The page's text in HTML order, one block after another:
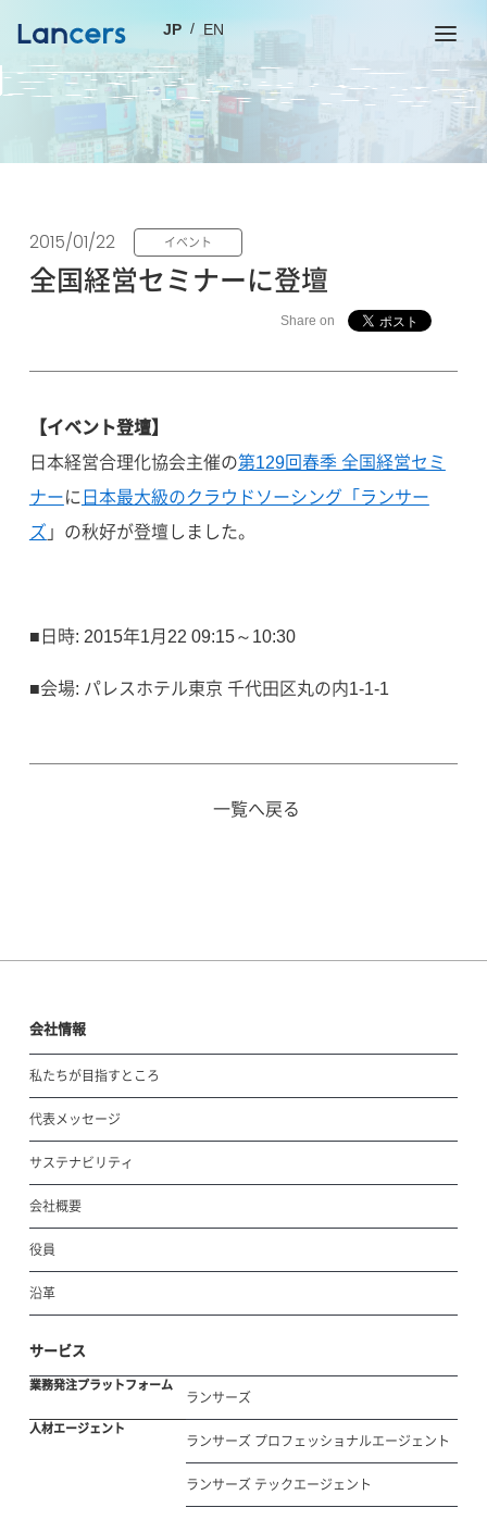
JP EN
2015/01/22 イベント
全国経営セミナーに登壇
Share on
【イベント登壇】
日本経営合理化協会主催の第129回春季 全国経営セミ
ナーに 日本最大級のクラウドソーシング「ランサー
ズ 」の秋好が登壇しました。
■日時: 2015年1月22 09:15～10:30
■会場: パレスホテル東京 千代田区丸の内1-1-1
一覧へ戻る
会社情報
私たちが目指すところ
代表メッセージ
サステナビリティ
会社概要
役員
沿革
サービス
業務発注プラットフォーム
ランサーズ
人材エージェント
ランサーズ プロフェッショナルエージェント
ランサーズ テックエージェント